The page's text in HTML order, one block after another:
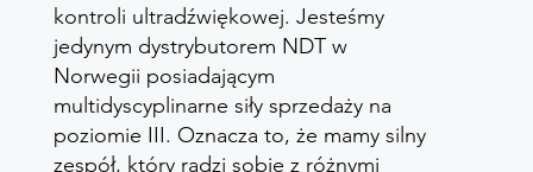
kontroli ultradźwiękowej. Jesteśmy
jedynym dystrybutorem NDT w
Norwegii posiadającym
multidyscyplinarne siły sprzedaży na
poziomie III. Oznacza to, że mamy silny
zespół, który radzi sobie z różnymi